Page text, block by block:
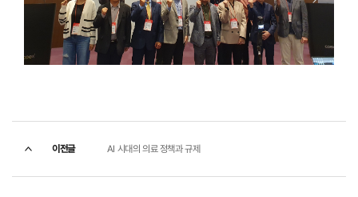
이전글 AI 시대의 의료 정책과 규제